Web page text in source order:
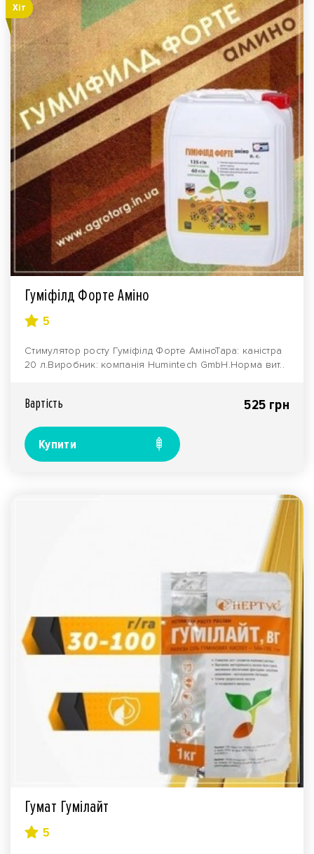
Хiт
Гуміфілд Форте Аміно
5
Стимулятор росту Гуміфілд Форте АміноТара: каністра
20 л.Виробник: компанія Humintech GmbH.Норма вит..
Вартiсть 525 грн
Купити
Гумат Гумілайт
5